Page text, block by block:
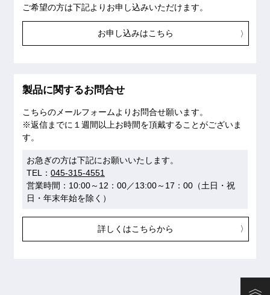
ご希望の方は下記よりお申し込みいただけます。
お申し込みはこちら
製品に関するお問合せ
こちらのメールフォームよりお問合せ願います。
※返信までに１週間以上お時間を頂戴することがございま
す。
お急ぎの方は下記にお願いいたします。
TEL： 045-315-4551
営業時間：10:00～12：00／13:00～17：00（土日・祝
日・年末年始を除く）
詳しくはこちらから